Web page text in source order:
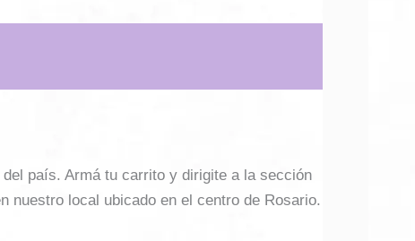
país. Armá tu carrito y dirigite a la sección
nuestro local ubicado en el centro de Rosario.